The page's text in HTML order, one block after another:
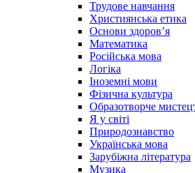
Трудове навчання
Християнська етика
Основи здоров’я
Математика
Російська мова
Логіка
Іноземні мови
Фізична культура
Образотворче
Я у світі
Природознавство
Українська мова
Зарубіжна література
Музика